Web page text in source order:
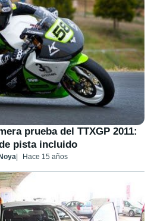
prueba del TTXGP 2011:
pista incluido
Hace 15 años